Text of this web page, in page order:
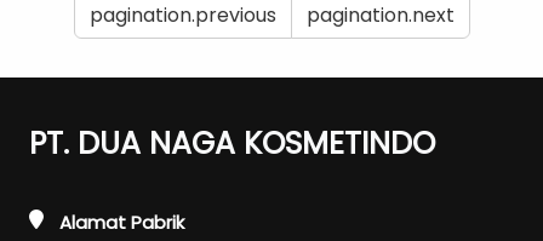
pagination.previous pagination.next
PT. DUA NAGA KOSMETINDO
Alamat Pabrik